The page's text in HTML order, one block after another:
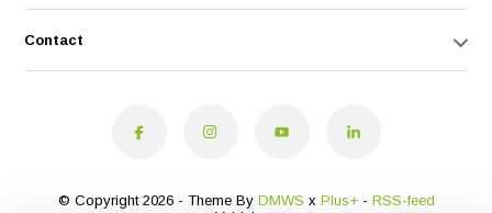
Contact
© Copyright 2026 - Theme By DMWS x Plus+- RSS-feed